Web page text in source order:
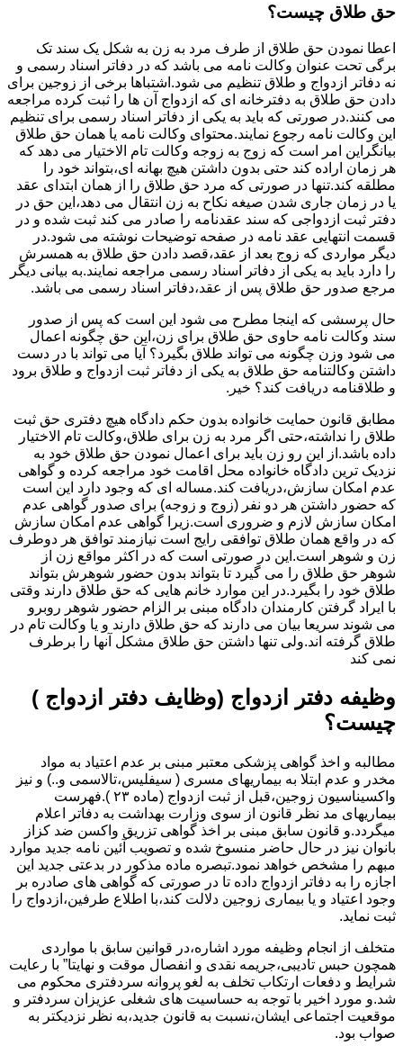
حق طلاق چیست؟
اعطا نمودن حق طلاق از طرف مرد به زن به شکل یک سند تک
برگی تحت عنوان وکالت نامه می باشد که در دفاتر اسناد رسمی و
نه دفاتر ازدواج و طلاق تنظیم می شود.اشتباها برخی از زوجین برای
دادن حق طلاق به دفترخانه ای که ازدواج آن ها را ثبت کرده مراجعه
می کنند.در صورتی که باید به یکی از دفاتر اسناد رسمی برای تنظیم
این وکالت نامه رجوع نمایند.محتوای وکالت نامه یا همان حق طلاق
بیانگراین امر است که زوج به زوجه وکالت تام الاختیار می دهد که
هر زمان اراده کند حتی بدون داشتن هیچ بهانه ای،بتواند خود را
مطلقه کند.تنها در صورتی که مرد حق طلاق را از همان ابتدای عقد
یا در زمان جاری شدن صیغه نکاح به زن انتقال می دهد،این حق در
دفتر ثبت ازدواجی که سند عقدنامه را صادر می کند ثبت شده و در
قسمت انتهایی عقد نامه در صفحه توضیحات نوشته می شود.در
دیگر مواردی که زوج بعد از عقد،قصد دادن حق طلاق به همسرش
را دارد باید به یکی از دفاتر اسناد رسمی مراجعه نمایند.به بیانی دیگر
مرجع صدور حق طلاق پس از عقد،دفاتر اسناد رسمی می باشد.
حال پرسشی که اینجا مطرح می شود این است که پس از صدور
سند وکالت نامه حاوی حق طلاق برای زن،این حق چگونه اعمال
می شود وزن چگونه می تواند طلاق بگیرد؟ آیا می تواند با در دست
داشتن وکالتنامه حق طلاق به یکی از دفاتر ثبت ازدواج و طلاق برود
و طلاقنامه دریافت کند؟ خیر.
مطابق قانون حمایت خانواده بدون حکم دادگاه هیچ دفتری حق ثبت
طلاق را نداشته،حتی اگر مرد به زن برای طلاق،وکالت تام الاختیار
داده باشد.از این رو زن باید برای اعمال نمودن حق طلاق خود به
نزدیک ترین دادگاه خانواده محل اقامت خود مراجعه کرده و گواهی
عدم امکان سازش،دریافت کند.مساله ای که وجود دارد این است
که حضور داشتن هر دو نفر (زوج و زوجه) برای صدور گواهی عدم
امکان سازش لازم و ضروری است.زیرا گواهی عدم امکان سازش
که در واقع همان طلاق توافقی رایج است نیازمند توافق هر دوطرف
زن و شوهر است.این در صورتی است که در اکثر مواقع زن از
شوهر حق طلاق را می گیرد تا بتواند بدون حضور شوهرش بتواند
طلاق خود را بگیرد.در این موارد خانم هایی که حق طلاق دارند وقتی
با ایراد گرفتن کارمندان دادگاه مبنی بر الزام حضور شوهر روبرو
می شوند سریعا بیان می دارند که حق طلاق دارند و یا وکالت تام در
طلاق گرفته اند.ولی تنها داشتن حق طلاق مشکل آنها را برطرف
نمی کند
وظیفه دفتر ازدواج (وظایف دفتر ازدواج )
چیست؟
مطالبه و اخذ گواهی پزشکی معتبر مبنی بر عدم اعتیاد به مواد
مخدر و عدم ابتلا به بیماریهای مسری ( سیفلیس،تالاسمی و..) و نیز
واکسیناسیون زوجین،قبل از ثبت ازدواج (ماده ۲۳ ).فهرست
بیماریهای مد نظر قانون از سوی وزارت بهداشت به دفاتر اعلام
میگردد.و قانون سابق مبنی بر اخذ گواهی تزریق واکسن ضد کزاز
بانوان نیز در حال حاضر منسوخ شده و تصویب آئین نامه جدید موارد
مبهم را مشخص خواهد نمود.تبصره ماده مذکور در بدعتی جدید این
اجازه را به دفاتر ازدواج داده تا در صورتی که گواهی های صادره بر
وجود اعتیاد و یا بیماری زوجین دلالت کند،با اطلاع طرفین،ازدواج را
ثبت نماید.
متخلف از انجام وظیفه مورد اشاره،در قوانین سابق با مواردی
همچون حبس تادیبی،جریمه نقدی و انفصال موقت و نهایتا” با رعایت
شرایط و دفعات ارتکاب تخلف به لغو پروانه سردفتری محکوم می
شد.و مورد اخیر با توجه به حساسیت های شغلی عزیزان سردفتر و
موقعیت اجتماعی ایشان،نسبت به قانون جدید،به نظر نزدیکتر به
صواب بود.